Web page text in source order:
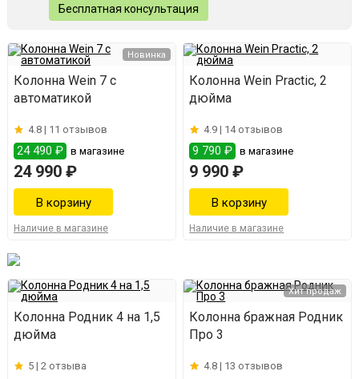
Бесплатная консультация
Новинка
Колонна Wein 7 с
автоматикой
4.8 | 11 отзывов
24 490 ₽ в магазине
24 990 ₽
Наличие в магазине
Колонна Wein Practic, 2
дюйма
4.9 | 14 отзывов
9 790 ₽ в магазине
9 990 ₽
Наличие в магазине
Колонна Родник 4 на 1,5
дюйма
5 | 2 отзыва
Хит продаж
Колонна бражная Родник
Про 3
4.8 | 13 отзывов